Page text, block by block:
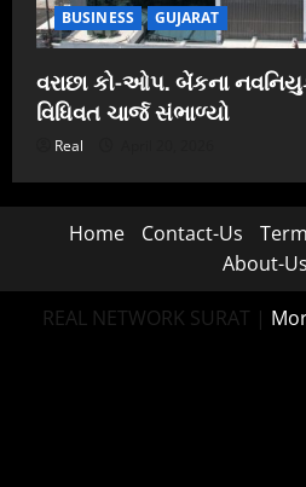
BUSINESS GUJARAT
વરાછા કો-ઓપ. બેંકના
વિધિવત ચાર્જ સંભાળ્યો
Real
Home Contact-Us
About-Us
REAL NETWORK SURAT |